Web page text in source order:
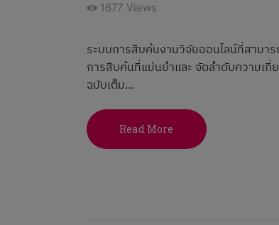
1677 Views
ระบบการสืบค้นงานวิจัยออนไลน์ที่สามา
การสืบค้นที่แม่นยำและ จัดลำดับความเ
ฉบับเต็ม…
Read More